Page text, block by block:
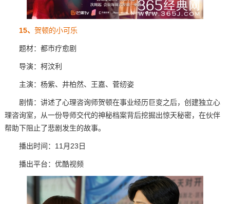
15、 贺顿的小可乐
题材：都市疗愈剧
导演：柯汶利
主演：杨紫、井柏然、王嘉、菅纫姿
剧情：讲述了心理咨询师贺顿在事业经历巨变之后，创建独立心
理咨询室，从一份导师交代的神秘档案背后挖掘出惊天秘密，在伙伴
帮助下阻止了悲剧发生的故事。
播出时间：11月23日
播出平台：优酷视频